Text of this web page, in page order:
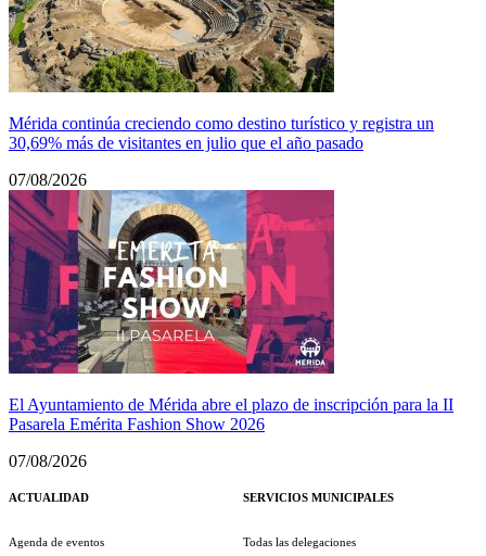
Mérida continúa creciendo como destino turístico y registra un
30,69% más de visitantes en julio que el año pasado
07/08/2026
El Ayuntamiento de Mérida abre el plazo de inscripción para la II
Pasarela Emérita Fashion Show 2026
07/08/2026
ACTUALIDAD
Agenda de eventos
SERVICIOS MUNICIPALES
Todas las delegaciones